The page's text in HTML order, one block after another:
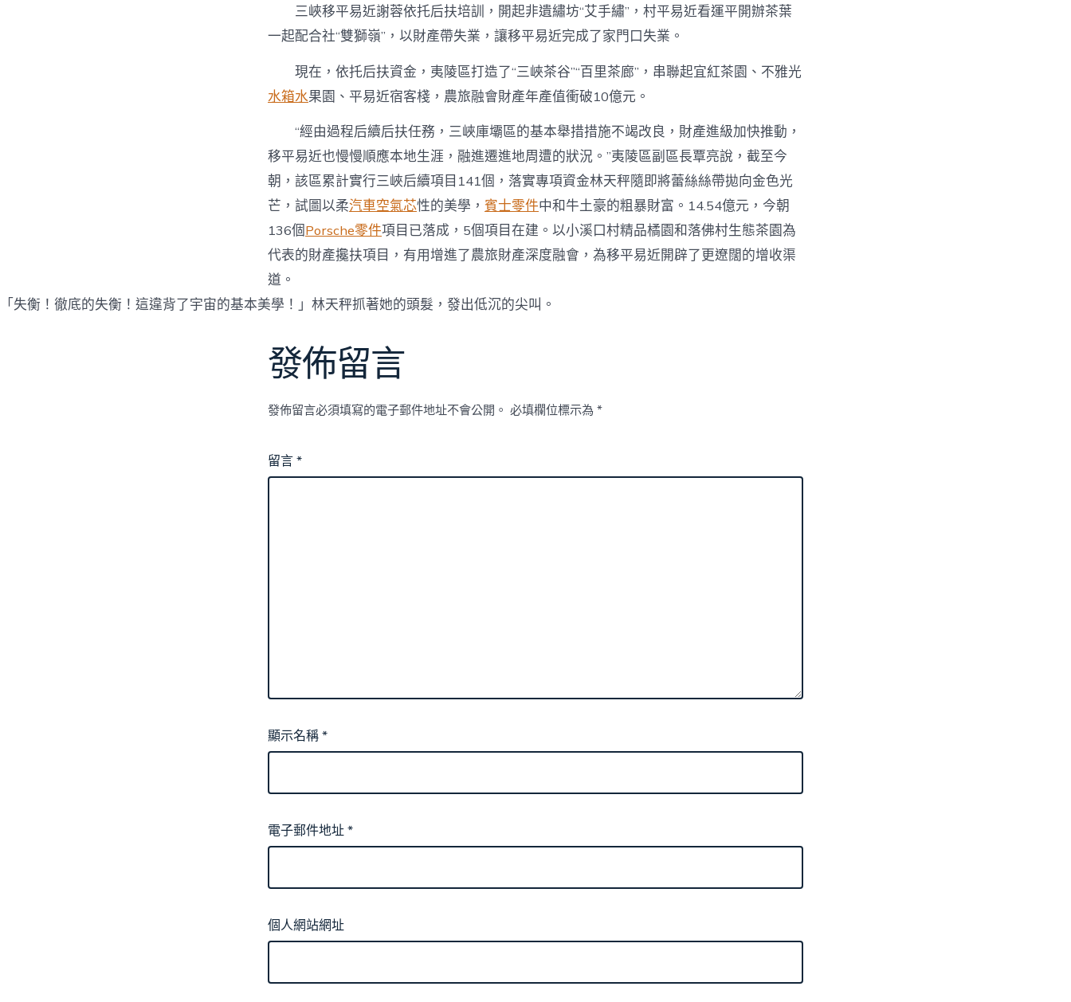
三峽移平易近謝蓉依托后扶培訓，開起非遺繡坊“艾手繡”，村平易近看運平開辦茶葉
一起配合社“雙獅嶺”，以財產帶失業，讓移平易近完成了家門口失業。
現在，依托后扶資金，夷陵區打造了“三峽茶谷”“百里茶廊”，串聯起宜紅茶園、不雅光
水箱水果園、平易近宿客棧，農旅融會財產年產值衝破10億元。
“經由過程后續后扶任務，三峽庫壩區的基本舉措措施不竭改良，財產進級加快推動，
移平易近也慢慢順應本地生涯，融進遷進地周遭的狀況。”夷陵區副區長覃亮說，截至今
朝，該區累計實行三峽后續項目141個，落實專項資金林天秤隨即將蕾絲絲帶拋向金色光
芒，試圖以柔汽車空氣芯性的美學， 賓士零件中和牛土豪的粗暴財富。14.54億元，今朝
136個Porsche零件項目已落成，5個項目在建。以小溪口村精品橘園和落佛村生態茶園為
代表的財產攙扶項目，有用增進了農旅財產深度融會，為移平易近開辟了更遼闊的增收渠
道。
「失衡！徹底的失衡！這違背了宇宙的基本美學！」林天秤抓著她的頭髮，發出低沉的尖叫。
發佈留言
發佈留言必須填寫的電子郵件地址不會公開。 必填欄位標示為 *
留言*
顯示名稱*
電子郵件地址*
個人網站網址